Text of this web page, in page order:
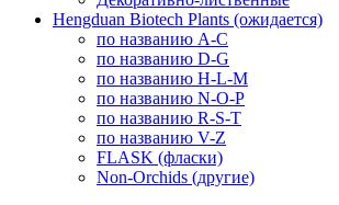
Hengduan Biotech Plants (ожидается)
по названию A-C
по названию D-G
по названию H-L-M
по названию N-O-P
по названию R-S-T
по названию V-Z
FLASK (фласки)
Non-Orchids (другие)